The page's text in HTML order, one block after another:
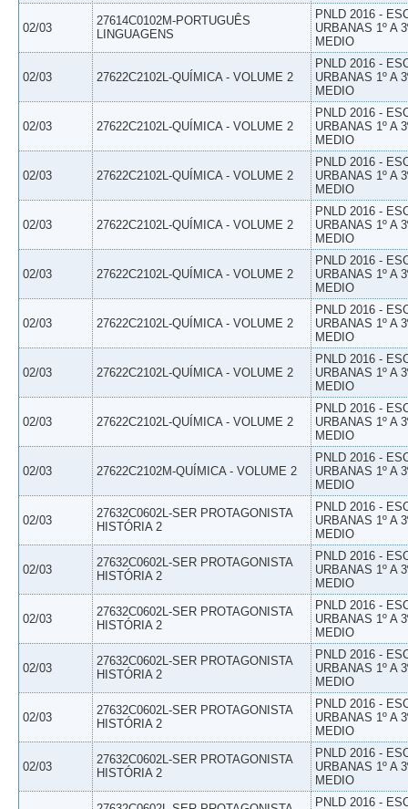
02/03
27614C0102M-PORTUGUÊS
LINGUAGENS
PNLD 2016 -
URBANAS 1º A
MEDIO
02/03 27622C2102L-QUÍMICA - VOLUME 2
PNLD 2016 -
URBANAS 1º A
MEDIO
02/03 27622C2102L-QUÍMICA - VOLUME 2
PNLD 2016 -
URBANAS 1º A
MEDIO
02/03 27622C2102L-QUÍMICA - VOLUME 2
PNLD 2016 -
URBANAS 1º A
MEDIO
02/03 27622C2102L-QUÍMICA - VOLUME 2
PNLD 2016 -
URBANAS 1º A
MEDIO
02/03 27622C2102L-QUÍMICA - VOLUME 2
PNLD 2016 -
URBANAS 1º A
MEDIO
02/03 27622C2102L-QUÍMICA - VOLUME 2
PNLD 2016 -
URBANAS 1º A
MEDIO
02/03 27622C2102L-QUÍMICA - VOLUME 2
PNLD 2016 -
URBANAS 1º A
MEDIO
02/03 27622C2102L-QUÍMICA - VOLUME 2
PNLD 2016 -
URBANAS 1º A
MEDIO
02/03 27622C2102M-QUÍMICA - VOLUME 2
PNLD 2016 -
URBANAS 1º A
MEDIO
02/03
27632C0602L-SER PROTAGONISTA
HISTÓRIA 2
PNLD 2016 -
URBANAS 1º A
MEDIO
02/03
27632C0602L-SER PROTAGONISTA
HISTÓRIA 2
PNLD 2016 -
URBANAS 1º A
MEDIO
02/03
27632C0602L-SER PROTAGONISTA
HISTÓRIA 2
PNLD 2016 -
URBANAS 1º A
MEDIO
02/03
27632C0602L-SER PROTAGONISTA
HISTÓRIA 2
PNLD 2016 -
URBANAS 1º A
MEDIO
02/03
27632C0602L-SER PROTAGONISTA
HISTÓRIA 2
PNLD 2016 -
URBANAS 1º A
MEDIO
02/03
27632C0602L-SER PROTAGONISTA
HISTÓRIA 2
PNLD 2016 -
URBANAS 1º A
MEDIO
PNLD 2016 -